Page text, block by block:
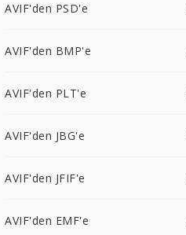
AVIF'den PSD'e
AVIF'den BMP'e
AVIF'den PLT'e
AVIF'den JBG'e
AVIF'den JFIF'e
AVIF'den EMF'e